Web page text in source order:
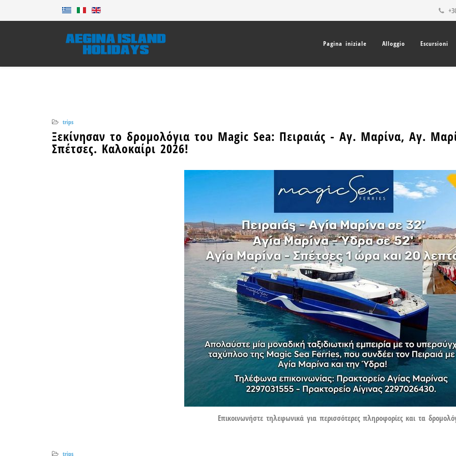
Pagina iniziale Alloggio Escursioni
trips
Ξεκίνησαν το δρομολόγια του Magic Sea: Πειραιάς - Αγ. Μαρίνα, Αγ.
Σπέτσες. Καλοκαίρι 2026!
Επικοινωνήστε τηλεφωνικά για περισσότερες πληροφορίες και τα
trips